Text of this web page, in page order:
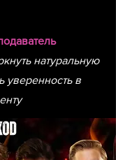
натуральную
уверенность в